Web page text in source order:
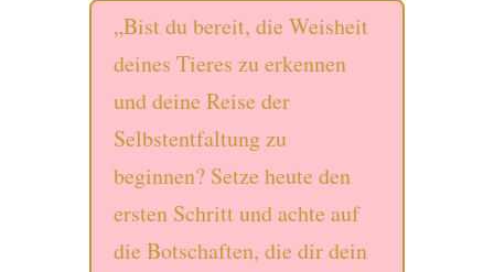
„Bist du bereit, die Weisheit
deines Tieres zu erkennen
und deine Reise der
Selbstentfaltung zu
beginnen? Setze heute den
ersten Schritt und achte auf
die Botschaften, die dir dein